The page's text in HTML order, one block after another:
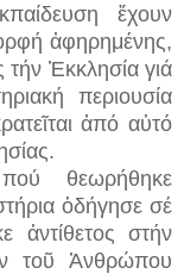
ἔχουν
ἀφηρημένης,
Ἐκκλησία γιά
περιουσία
ἀπό αὐτό
θεωρήθηκε
ὁδήγησε σέ
ἀντίθετος στήν
τοῦ Ἀνθρώπου